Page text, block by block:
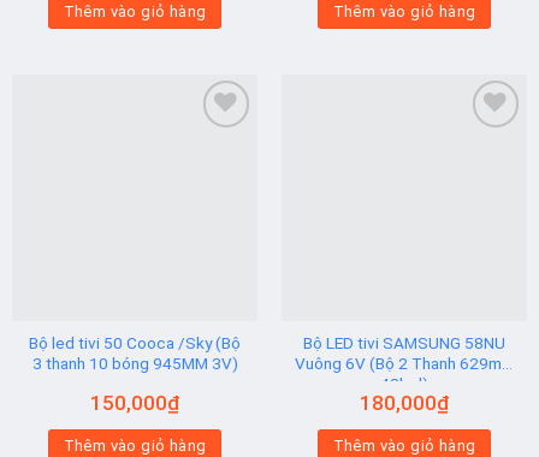
Thêm vào giỏ hàng Thêm vào giỏ hàng
Bộ led tivi 50 Cooca /Sky (Bộ
3 thanh 10 bóng 945MM 3V)
150,000₫
Thêm vào giỏ hàng
Bộ LED tivi SAMSUNG 58NU
Vuông 6V (Bộ 2 Thanh 629mm
42led)
180,000₫
Thêm vào giỏ hàng